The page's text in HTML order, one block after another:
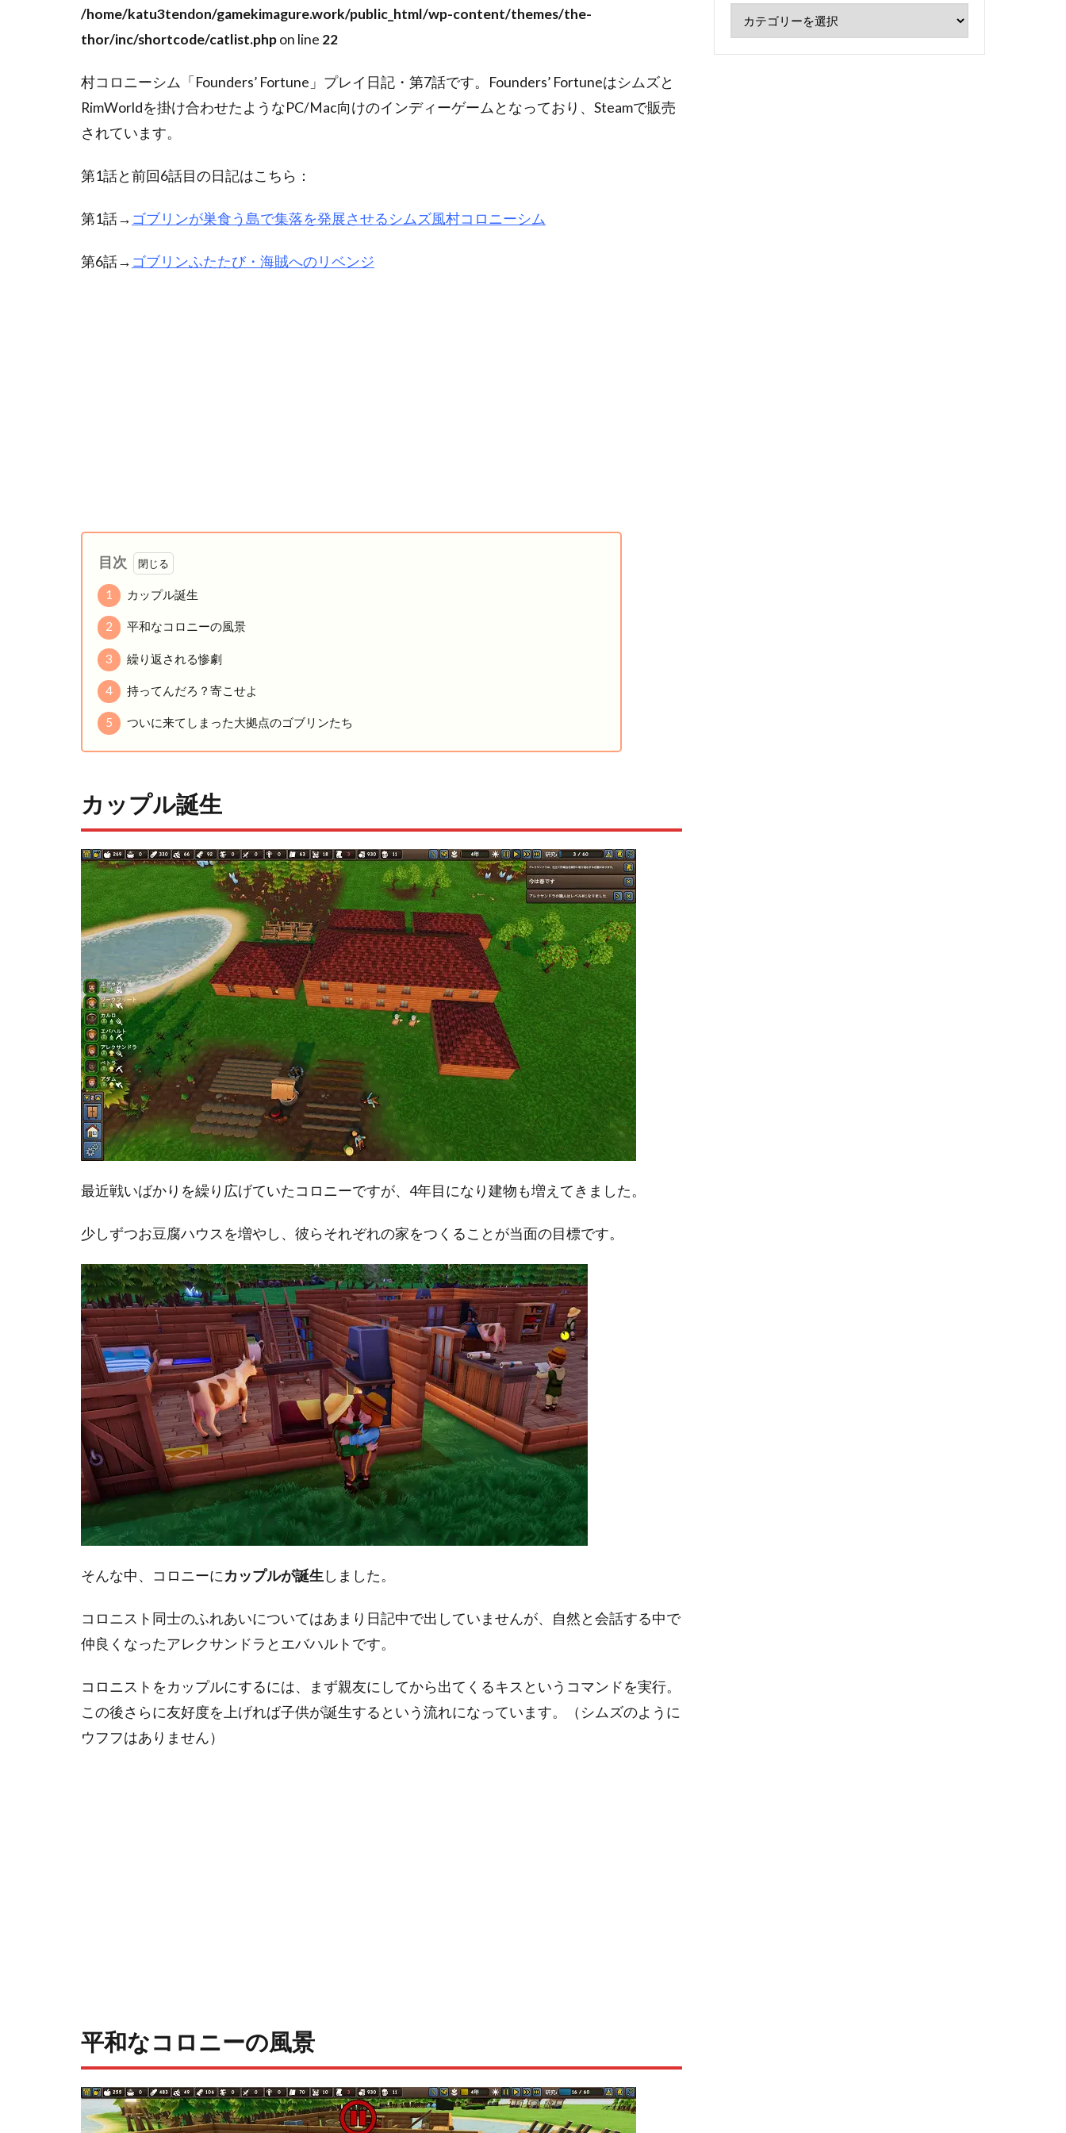
/home/katu3tendon/gamekimagure.work/public_html/wp-content/themes/the-
thor/inc/shortcode/catlist.phpon line 22
村コロニーシム「Founders’ Fortune」プレイ日記・第7話です。Founders’ Fortuneはシムズと
RimWorldを掛け合わせたようなPC/Mac向けのインディーゲームとなっており、Steamで販売
されています。
第1話と前回6話目の日記はこちら：
第1話→ ゴブリンが巣食う島で集落を発展させるシムズ風村コロニーシム
第6話→ ゴブリンふたたび・海賊へのリベンジ
目次
1 カップル誕生
2 平和なコロニーの風景
3 繰り返される惨劇
4 持ってんだろ？寄こせよ
5 ついに来てしまった大拠点のゴブリンたち
カップル誕生
最近戦いばかりを繰り広げていたコロニーですが、4年目になり建物も増えてきました。
少しずつお豆腐ハウスを増やし、彼らそれぞれの家をつくることが当面の目標です。
そんな中、コロニーにカップルが誕生しました。
コロニスト同士のふれあいについてはあまり日記中で出していませんが、自然と会話する中で
仲良くなったアレクサンドラとエバハルトです。
コロニストをカップルにするには、まず親友にしてから出てくるキスというコマンドを実行。
この後さらに友好度を上げれば子供が誕生するという流れになっています。（シムズのように
ウフフはありません）
平和なコロニーの風景